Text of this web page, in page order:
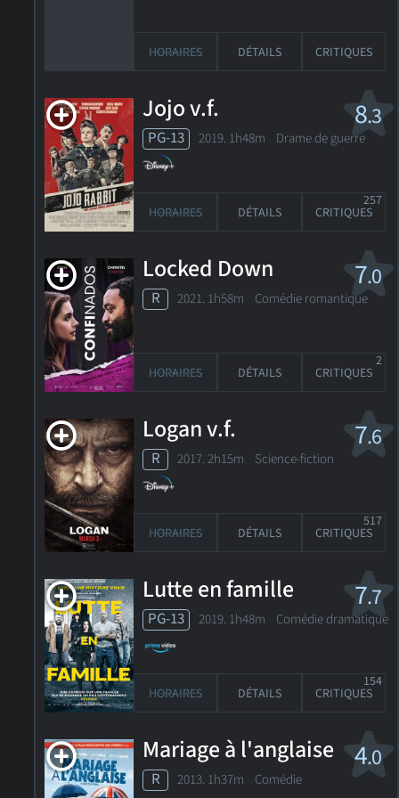
HORAIRES DÉTAILS CRITIQUES
8.3
Jojo v.f.
PG-13 2019. 1h48m Drame de guerre
HORAIRES DÉTAILS CRITIQUES
257
7.0
Locked Down
R 2021. 1h58m Comédie romantique
HORAIRES DÉTAILS CRITIQUES
2
7.6
Logan v.f.
R 2017. 2h15m Science-fiction
HORAIRES DÉTAILS CRITIQUES
517
7.7
Lutte en famille
PG-13 2019. 1h48m Comédie dramatique
HORAIRES DÉTAILS CRITIQUES
154
4.0
Mariage à l'anglaise
R 2013. 1h37m Comédie